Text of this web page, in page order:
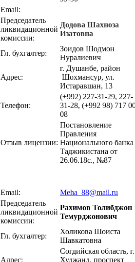
Email:
Председатель
ликвидационной
комиссии:
Додова Шахноза
Изатовна
Гл. бухгалтер:
Зоидов Шодмон
Нуралиевич
Адрес:
г. Душанбе, район
Шохмансур, ул.
Истаравшан, 13
Телефон:
(+992) 227-31-29, 227-
31-28, (+992 98) 717
08
Отзыв лицензии:
Постановление
Правления
Национального банка
Таджикистана от
26.06.18с., №87
Email: Meha_88@mail.ru
Председатель
ликвидационной
комиссии:
Рахимов Толибджон
Темурджонович
Гл. бухгалтер:
Холикова Шоиста
Шавкатовна
Адрес:
Согдийская область, г.
Худжанд, проспект